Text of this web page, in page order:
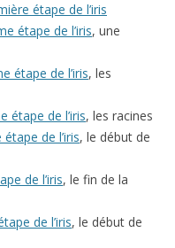
étape de l’iris
étape de l’iris, une
étape de l’iris, les
étape de l’iris, les racines
de l’iris, le début de
de l’iris, le fin de la
de l’iris, le début de